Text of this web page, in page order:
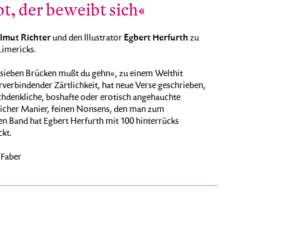
der beweibt sich«
Richterund den Illustrator Egbert Herfurth zu
Brücken mußt du gehn«, zu einem Welthit
Zärtlichkeit, hat neue Verse geschrieben,
boshafte oder erotisch angehauchte
Manier, feinen Nonsens, den man zum
Band hat Egbert Herfurth mit 100 hinterrücks